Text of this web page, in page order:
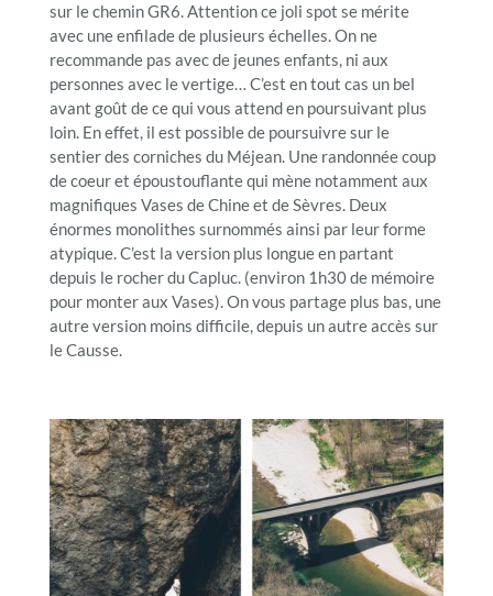
sur le chemin GR6. Attention ce joli spot se mérite
avec une enfilade de plusieurs échelles. On ne
recommande pas avec de jeunes enfants, ni aux
personnes avec le vertige… C’est en tout cas un bel
avant goût de ce qui vous attend en poursuivant plus
loin. En effet, il est possible de poursuivre sur le
sentier des corniches du Méjean. Une randonnée coup
de coeur et époustouflante qui mène notamment aux
magnifiques Vases de Chine et de Sèvres. Deux
énormes monolithes surnommés ainsi par leur forme
atypique. C’est la version plus longue en partant
depuis le rocher du Capluc. (environ 1h30 de mémoire
pour monter aux Vases). On vous partage plus bas, une
autre version moins difficile, depuis un autre accès sur
le Causse.